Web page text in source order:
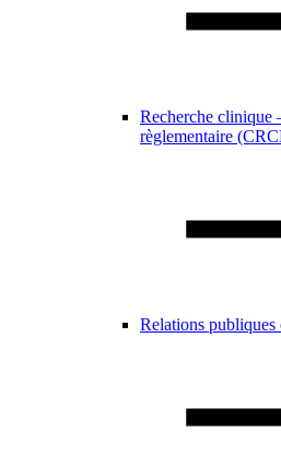
Recherche clinique
règlementaire
Relations